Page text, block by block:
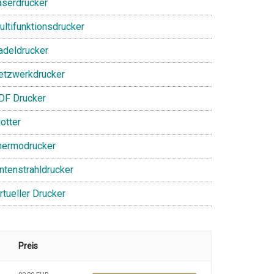
Drucker
Drucker
Preis